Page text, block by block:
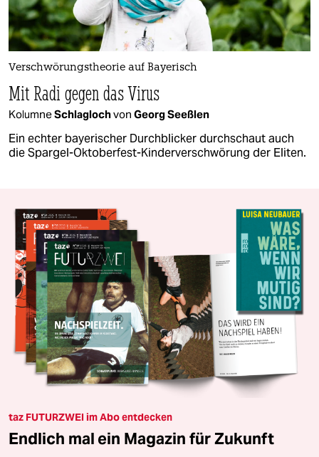
Verschwörungstheorie auf Bayerisch
Mit Radi gegen das Virus
KolumneSchlaglochvon Georg Seeßlen
Ein echter bayerischer Durchblicker durchschaut auch
die Spargel-Oktoberfest-Kinderverschwörung der Eliten.
taz FUTURZWEI im Abo entdecken
Endlich mal ein Magazin für Zukunft